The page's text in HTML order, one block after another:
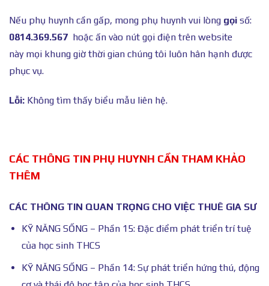
Nếu phụ huynh cần gấp, mong phụ huynh vui lòng gọi số:
0814.369.567 hoặc ấn vào nút gọi điện trên website
này mọi khung giờ thời gian chúng tôi luôn hân hạnh được
phục vụ.
Lỗi: Không tìm thấy biểu mẫu liên hệ.
CÁC THÔNG TIN PHỤ HUYNH CẦN THAM KHẢO
THÊM
CÁC THÔNG TIN QUAN TRỌNG CHO VIỆC THUÊ GIA SƯ
KỸ NĂNG SỐNG – Phần 15: Đặc điểm phát triển trí tuệ
của học sinh THCS
KỸ NĂNG SỐNG – Phần 14: Sự phát triển hứng thú, động